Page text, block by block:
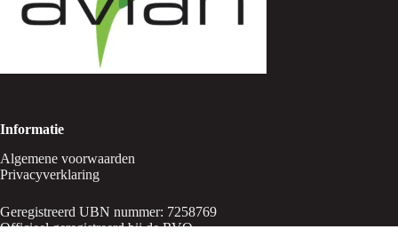
Informatie
Algemene voorwaarden
Privacyverklaring
Geregistreerd UBN nummer: 7258769
Officieel geregistreerd bij de RVO